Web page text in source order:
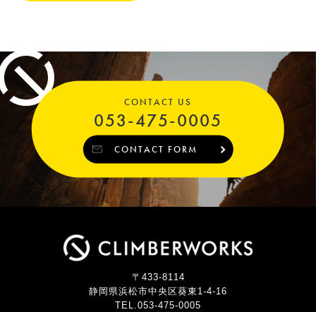
CONTACT US
053-475-0005
CONTACT FORM
〒433-8114
静岡県浜松市中央区葵東1-4-16
TEL.053-475-0005